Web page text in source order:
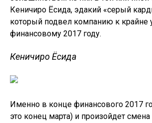
Кеничиро Ёсида, эдакий «серый
который подвел компанию к крайне
финансовому 2017 году.
Кеничиро Ёсида
Именно в конце финансового 2017
это конец марта) и произойдет